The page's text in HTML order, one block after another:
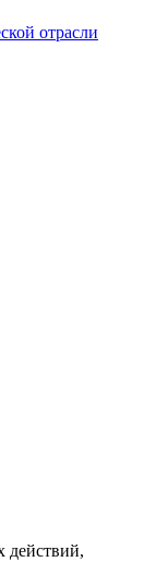
отрасли
действий,